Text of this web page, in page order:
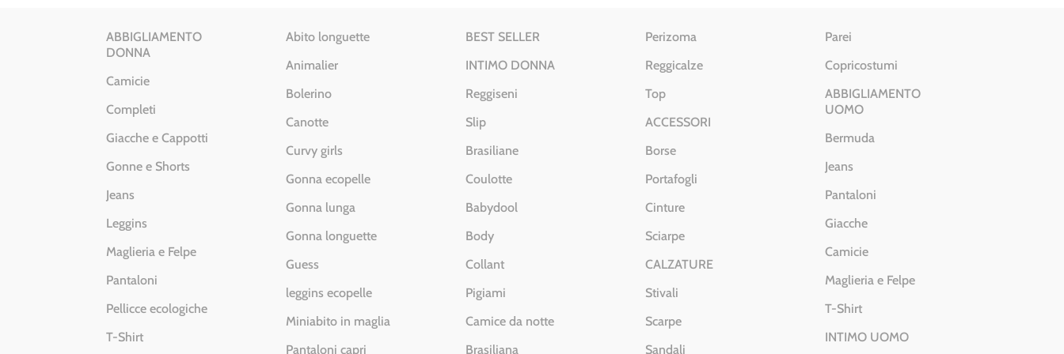
ABBIGLIAMENTO
DONNA
Camicie
Completi
Giacche e Cappotti
Gonne e Shorts
Jeans
Leggins
Maglieria e Felpe
Pantaloni
Pellicce ecologiche
T-Shirt
Abito longuette
Animalier
Bolerino
Canotte
Curvy girls
Gonna ecopelle
Gonna lunga
Gonna longuette
Guess
leggins ecopelle
Miniabito in maglia
Pantaloni capri
BEST SELLER
INTIMO DONNA
Reggiseni
Slip
Brasiliane
Coulotte
Babydool
Body
Collant
Pigiami
Camice da notte
Brasiliana
Perizoma
Reggicalze
Top
ACCESSORI
Borse
Portafogli
Cinture
Sciarpe
CALZATURE
Stivali
Scarpe
Sandali
Parei
Copricostumi
ABBIGLIAMENTO
UOMO
Bermuda
Jeans
Pantaloni
Giacche
Camicie
Maglieria e Felpe
T-Shirt
INTIMO UOMO